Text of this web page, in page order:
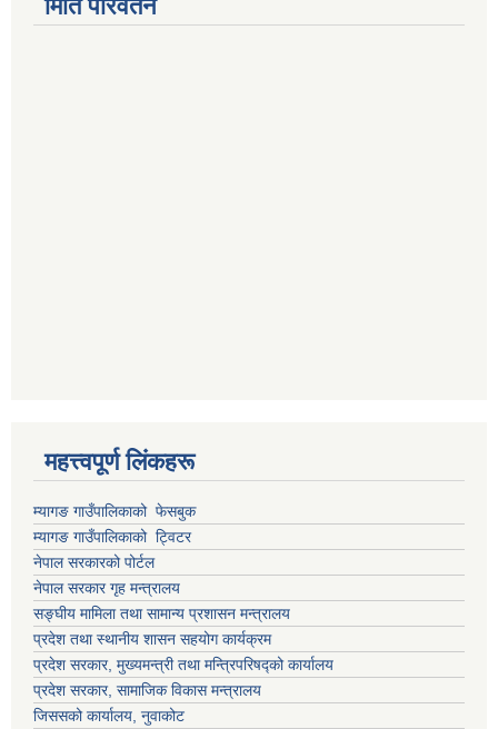
मिति परिवर्तन
महत्त्वपूर्ण लिंकहरू
म्यागङ गाउँपालिकाको फेसबुक
म्यागङ गाउँपालिकाको ट्विटर
नेपाल सरकारको पोर्टल
नेपाल सरकार गृह मन्त्रालय
सङ्घीय मामिला तथा सामान्य प्रशासन मन्त्रालय
प्रदेश तथा स्थानीय शासन सहयोग कार्यक्रम
प्रदेश सरकार, मुख्यमन्त्री तथा मन्त्रिपरिषद्को कार्यालय
प्रदेश सरकार, सामाजिक विकास मन्त्रालय
जिससको कार्यालय, नुवाकोट